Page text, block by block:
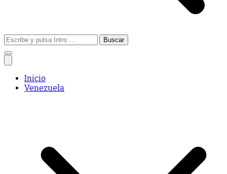
Buscar:
Inicio
Venezuela